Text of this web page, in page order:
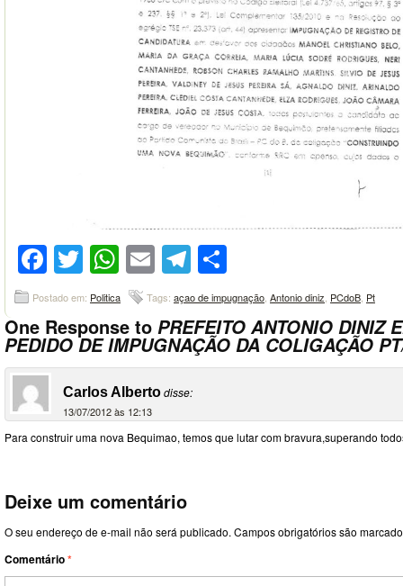
Facebook
Twitter
WhatsApp
EmailTelegram
Postado em: Politica Tags: açao de impugnação Antonio diniz PCdoB Pt
One Response to PREFEITO ANTONIO DINIZ
PEDIDO DE IMPUGNAÇÃO DA COLIGAÇÃO
Carlos Albertodisse:
13/07/2012 às 12:13
Para construir uma nova Bequimao, temos que lutar com bravura,superando
Deixe um comentário
O seu endereço de e-mail não será publicado. Campos obrigatórios são
Comentário*